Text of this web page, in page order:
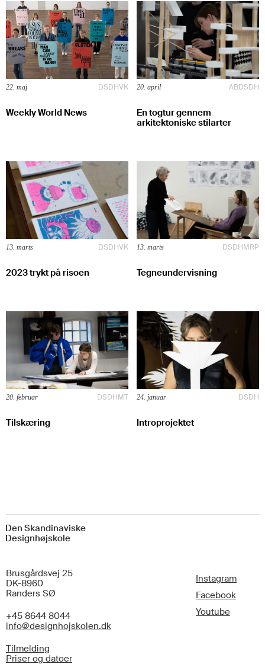
22. maj DSDHVK
Weekly World News
20. april ABDSDH
En togtur gennem
arkitektoniske stilarter
13. marts DSDHVK
2023 trykt på risoen
13. marts DSDHMRP
Tegneundervisning
20. februar DSDHMT
Tilskæring
24. januar DSDH
Introprojektet
Den Skandinaviske
Designhøjskole
Brusgårdsvej 25
DK-8960
Randers SØ
+45 8644 8044
info@designhojskolen.dk
Tilmelding
Priser og datoer
Instagram
Facebook
Youtube